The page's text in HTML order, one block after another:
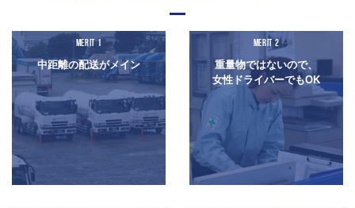
MERIT 1
中距離の配送がメイン
MERIT 2
重量物ではないので、
女性ドライバーでもOK